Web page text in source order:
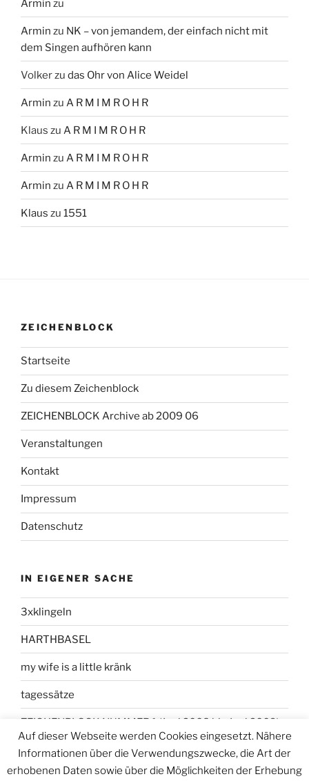
Armin zu
Armin zu NK – von jemandem, der einfach nicht mit
dem Singen aufhören kann
Volkerzu das Ohr von Alice Weidel
Armin zu A R M I M R O H R
Klaus zu A R M I M R O H R
Armin zu A R M I M R O H R
Armin zu A R M I M R O H R
Klaus zu 1551
ZEICHENBLOCK
Startseite
Zu diesem Zeichenblock
ZEICHENBLOCK Archive ab 2009 06
Veranstaltungen
Kontakt
Impressum
Datenschutz
IN EIGENER SACHE
3xklingeln
HARTHBASEL
my wife is a little kränk
tagessätze
ZEICHENBLOCK NUMMER 1 (Juni 2008 bis Juni 2009)
Auf dieser Webseite werden Cookies eingesetzt. Nähere
Informationen über die Verwendungszwecke, die Art der
erhobenen Daten sowie über die Möglichkeiten der Erhebung